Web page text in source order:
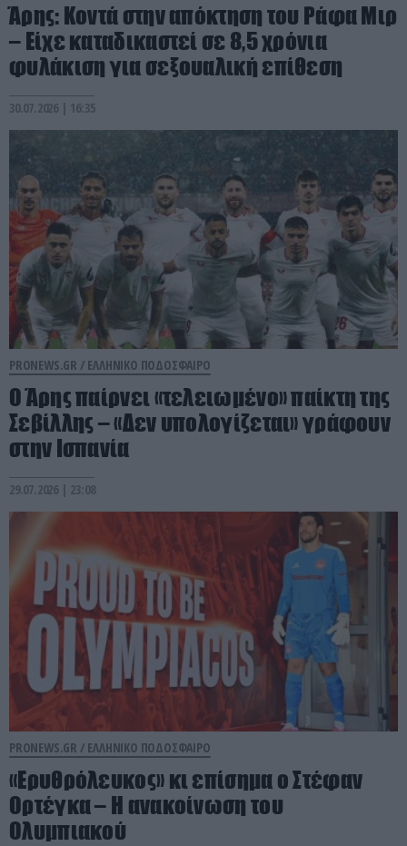
Άρης: Κοντά στην απόκτηση του Ράφα Μιρ
– Είχε καταδικαστεί σε 8,5 χρόνια
φυλάκιση για σεξουαλική επίθεση
30.07.2026 | 16:35
PRONEWS.GR / ΕΛΛΗΝΙΚΟ ΠΟΔΟΣΦΑΙΡΟ
Ο Άρης παίρνει «τελειωμένο» παίκτη της
Σεβίλλης – «Δεν υπολογίζεται» γράφουν
στην Ισπανία
29.07.2026 | 23:08
PRONEWS.GR / ΕΛΛΗΝΙΚΟ ΠΟΔΟΣΦΑΙΡΟ
«Ερυθρόλευκος» κι επίσημα ο Στέφαν
Ορτέγκα – Η ανακοίνωση του
Ολυμπιακού